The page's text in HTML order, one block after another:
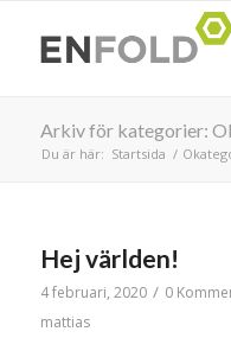
Arkiv för kategorier:
Du är här: Startsida /
Hej världen!
4 februari, 2020 / 0
mattias